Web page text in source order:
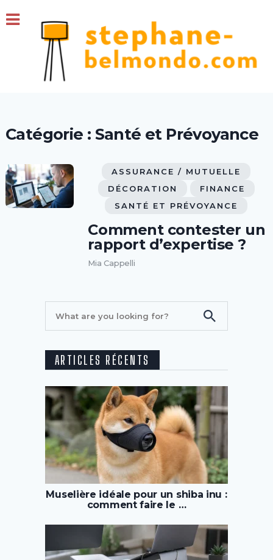
Catégorie : Santé et Prévoyance
ASSURANCE / MUTUELLE
DÉCORATION
FINANCE
SANTÉ ET PRÉVOYANCE
Comment contester un
rapport d’expertise ?
Mia Cappelli
ARTICLES RÉCENTS
Muselière idéale pour un shiba inu :
comment faire le …